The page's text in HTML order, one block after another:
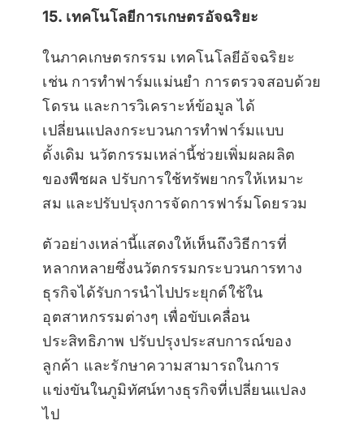
15. เทคโนโลยีการเกษตรอัจฉริยะ
ในภาคเกษตรกรรม เทคโนโลยีอัจฉริยะ
เช่น การทำฟาร์มแม่นยำ การตรวจสอบด้วย
โดรน และการวิเคราะห์ข้อมูล ได้
เปลี่ยนแปลงกระบวนการทำฟาร์มแบบ
ดั้งเดิม นวัตกรรมเหล่านี้ช่วยเพิ่มผลผลิต
ของพืชผล ปรับการใช้ทรัพยากรให้เหมาะ
สม และปรับปรุงการจัดการฟาร์มโดยรวม
ตัวอย่างเหล่านี้แสดงให้เห็นถึงวิธีการที่
หลากหลายซึ่งนวัตกรรมกระบวนการทาง
ธุรกิจได้รับการนำไปประยุกต์ใช้ใน
อุตสาหกรรมต่างๆ เพื่อขับเคลื่อน
ประสิทธิภาพ ปรับปรุงประสบการณ์ของ
ลูกค้า และรักษาความสามารถในการ
แข่งขันในภูมิทัศน์ทางธุรกิจที่เปลี่ยนแปลง
ไป